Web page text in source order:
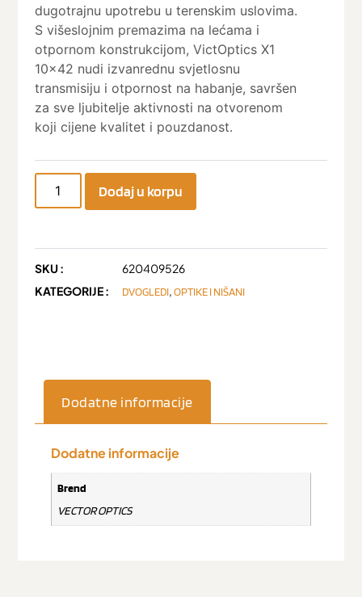
dugotrajnu upotrebu u terenskim uslovima.
S višeslojnim premazima na lećama i
otpornom konstrukcijom, VictOptics X1
10×42 nudi izvanrednu svjetlosnu
transmisiju i otpornost na habanje, savršen
za sve ljubitelje aktivnosti na otvorenom
koji cijene kvalitet i pouzdanost.
Dodaj u korpu
SKU :
620409526
KATEGORIJE :
DVOGLEDI,OPTIKE I NIŠANI
Dodatne informacije
Dodatne informacije
Brend
VECTOR OPTICS